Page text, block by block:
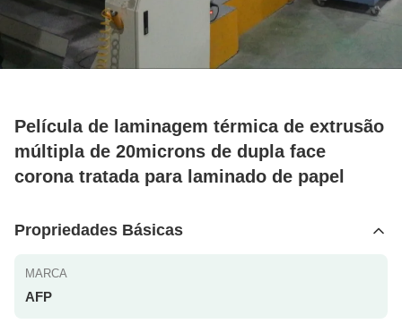
Película de laminagem térmica de extrusão
múltipla de 20microns de dupla face
corona tratada para laminado de papel
Propriedades Básicas
MARCA
AFP